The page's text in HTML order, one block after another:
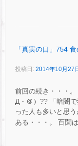
「真実の口」754
投稿日: 2014年10月27
前回の続き・・・。
Д・＠）?? 「暗闇
った人も多いと思
ある・・・。 百聞